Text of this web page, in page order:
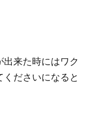
来た時にはワク
ださいになると